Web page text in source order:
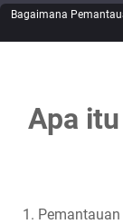
1.
2.
5.
Studi
Bagaimana
Apa